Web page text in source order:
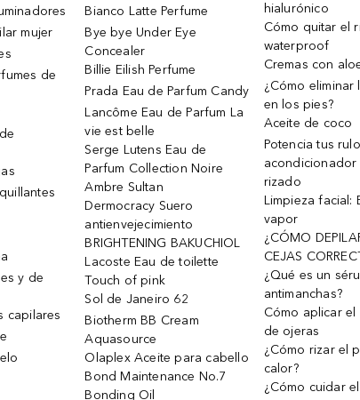
mujer
de
y de
capilares
Bianco Latte Perfume
Bye bye Under Eye
Concealer
Billie Eilish Perfume
Prada Eau de Parfum Candy
Lancôme Eau de Parfum La
vie est belle
Serge Lutens Eau de
Parfum Collection Noire
Ambre Sultan
Dermocracy Suero
antienvejecimiento
BRIGHTENING BAKUCHIOL
Lacoste Eau de toilette
Touch of pink
Sol de Janeiro 62
Biotherm BB Cream
Aquasource
Olaplex Aceite para cabello
Bond Maintenance No.7
Bonding Oil
hialurónico
Cómo quitar el
waterproof
Cremas con
¿Cómo eliminar
en los pies?
Aceite de coco
Potencia tus
rizado
Limpieza facial:
vapor
¿CÓMO
CEJAS
¿Qué es un
antimanchas?
Cómo aplicar
de ojeras
¿Cómo rizar el
calor?
¿Cómo cuidar